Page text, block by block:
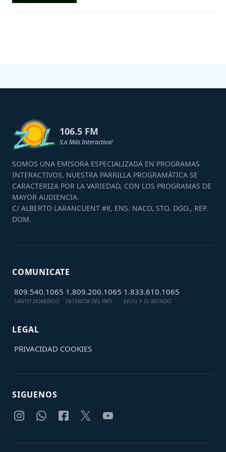
106.5 FM
!La Más Interactiva!
SOMOS UNA EMISORA ESPECIALIZADA EN PROGRAMAS
INTERACTIVOS, NUESTRA PARRILLA PROGRAMÁTICA SE
CARACTERIZA POR LA VARIEDAD, CON LOS PROGRAMAS DE
MAYOR AUDIENCIA.
C/ ALBERTO LARANCUENT #8, ENS. NACO, STO. DGO., REP.
DOM.
COMUNICATE
809.540.1065
SANTO DOMINGO
1.809.200.1065
INTERIOR DEL PAÍS
1.833.610.1065
EEUU Y EL MUNDO
LEGAL
PRIVACIDAD COOKIES
SIGUENOS